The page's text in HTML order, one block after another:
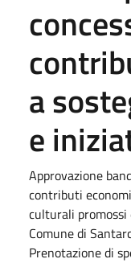
a
e
Approvazione
contributi
culturali promossi
Comune di
Prenotazione di